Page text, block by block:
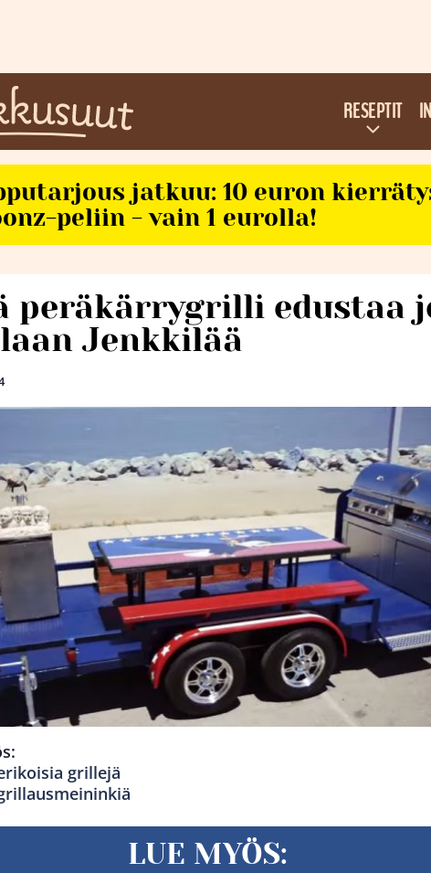
RESEPTIT
jatkuu: 10 euron
peliin - vain 1 eurolla!
peräkärrygrilli edustaa
Jenkkilää
grillejä
LUE MYÖS: